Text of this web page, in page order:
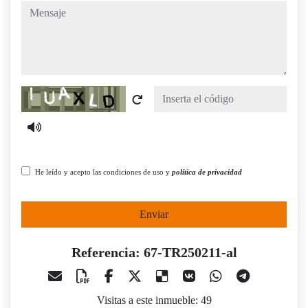
mensaje
Captcha
He leído y acepto las condiciones de uso y política de privacidad
Enviar
Referencia: 67-TR250211-al
Visitas a este inmueble: 49